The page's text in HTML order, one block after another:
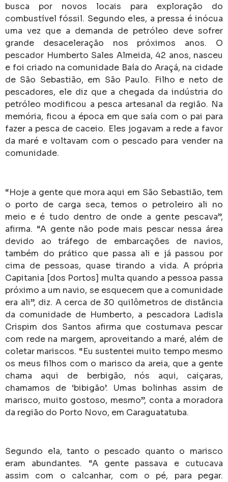
busca por novos locais para exploração do
combustível fóssil. Segundo eles, a pressa é inócua
uma vez que a demanda de petróleo deve sofrer
grande desaceleração nos próximos anos. O
pescador Humberto Sales Almeida, 42 anos, nasceu
e foi criado na comunidade Baía do Araçá, na cidade
de São Sebastião, em São Paulo. Filho e neto de
pescadores, ele diz que a chegada da indústria do
petróleo modificou a pesca artesanal da região. Na
memória, ficou a época em que saía com o pai para
fazer a pesca de caceio. Eles jogavam a rede a favor
da maré e voltavam com o pescado para vender na
comunidade.
“Hoje a gente que mora aqui em São Sebastião, tem
o porto de carga seca, temos o petroleiro ali no
meio e é tudo dentro de onde a gente pescava”,
afirma. “A gente não pode mais pescar nessa área
devido ao tráfego de embarcações de navios,
também do prático que passa ali e já passou por
cima de pessoas, quase tirando a vida. A própria
Capitania [dos Portos] multa quando a pessoa passa
próximo a um navio, se esquecem que a comunidade
era ali”, diz. A cerca de 30 quilômetros de distância
da comunidade de Humberto, a pescadora Ladisla
Crispim dos Santos afirma que costumava pescar
com rede na margem, aproveitando a maré, além de
coletar mariscos. “Eu sustentei muito tempo mesmo
os meus filhos com o marisco da areia, que a gente
chama aqui de berbigão, nós aqui, caiçaras,
chamamos de ‘bibigão’. Umas bolinhas assim de
marisco, muito gostoso, mesmo”, conta a moradora
da região do Porto Novo, em Caraguatatuba.
Segundo ela, tanto o pescado quanto o marisco
eram abundantes. “A gente passava e cutucava
assim com o calcanhar, com o pé, para pegar.